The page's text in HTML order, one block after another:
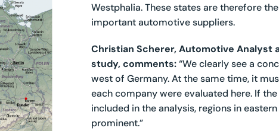
Westphalia. These states are therefore
important automotive suppliers.
Christian Scherer, Automotive Analyst
study, comments:“We clearly see a
west of Germany. At the same time, it
each company were evaluated here. If
included in the analysis, regions in
prominent.”